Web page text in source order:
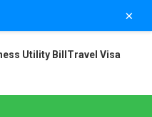
×
Utility Bill Travel Visa